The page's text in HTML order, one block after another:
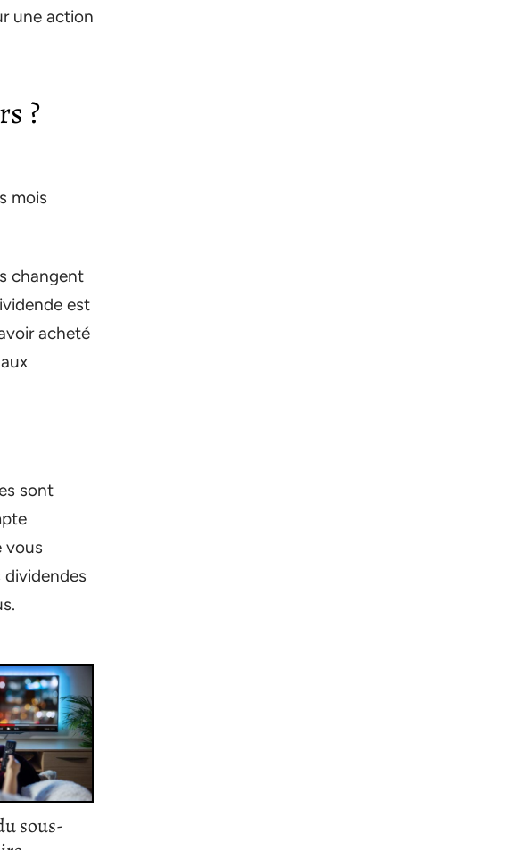
une action
?
mois
changent
est
acheté
sont
vous
dividendes
sous-